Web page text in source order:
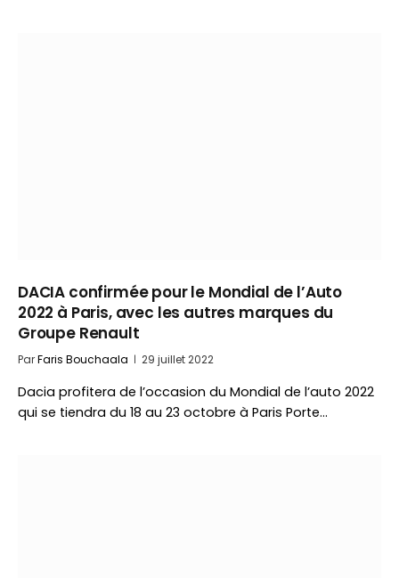
DACIA confirmée pour le Mondial de l’Auto
2022 à Paris, avec les autres marques du
Groupe Renault
ParFaris Bouchaala 29 juillet 2022
Dacia profitera de l’occasion du Mondial de l’auto 2022
qui se tiendra du 18 au 23 octobre à Paris Porte…